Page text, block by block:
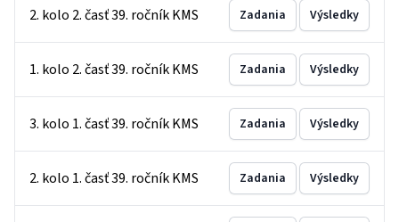
2. kolo 2. časť 39. ročník KMS Zadania Výsledky
1. kolo 2. časť 39. ročník KMS Zadania Výsledky
3. kolo 1. časť 39. ročník KMS Zadania Výsledky
2. kolo 1. časť 39. ročník KMS Zadania Výsledky